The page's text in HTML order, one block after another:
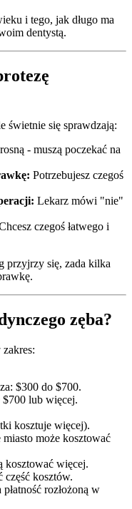
i tego, jak długo ma
dentystą.
świetnie się sprawdzają:
- muszą poczekać na
Potrzebujesz czegoś
Lekarz mówi "nie"
czegoś łatwego i
przyjrzy się, zada kilka
zęba?
$300 do $700.
$700 lub więcej.
kosztuje więcej).
może kosztować
kosztować więcej.
część kosztów.
rozłożoną w